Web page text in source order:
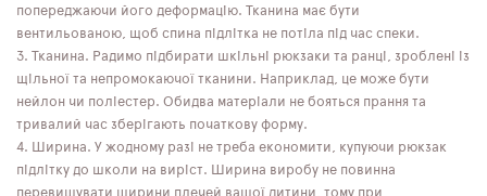
попереджаючи його деформацію. Тканина має бути
вентильованою, щоб спина підлітка не потіла під час спеки.
Тканина. Радимо підбирати шкільні рюкзаки та ранці, зроблені із
щільної та непромокаючої тканини. Наприклад, це може бути
нейлон чи поліестер. Обидва матеріали не бояться прання та
тривалий час зберігають початкову форму.
Ширина. У жодному разі не треба економити, купуючи рюкзак
підлітку до школи на виріст. Ширина виробу не повинна
перевищувати ширини плечей вашої дитини, тому при